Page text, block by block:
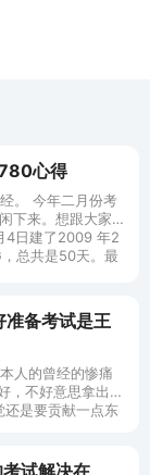
心得
。 今年二月份考
下来。想跟大家
4日建了2009 年2
总共是50天。最
备考试是王
人的曾经的惨痛
，不好意思拿出来
还是要贡献一点东